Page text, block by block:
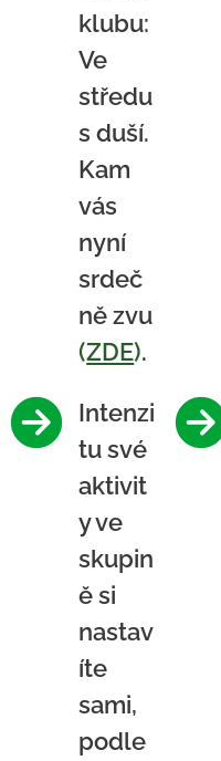
klubu:
Ve
středu
s duší.
Kam
vás
nyní
srdeč
ně zvu
(ZDE).
Intenzi
tu své
aktivit
y ve
skupin
ě si
nastav
íte
sami,
podle